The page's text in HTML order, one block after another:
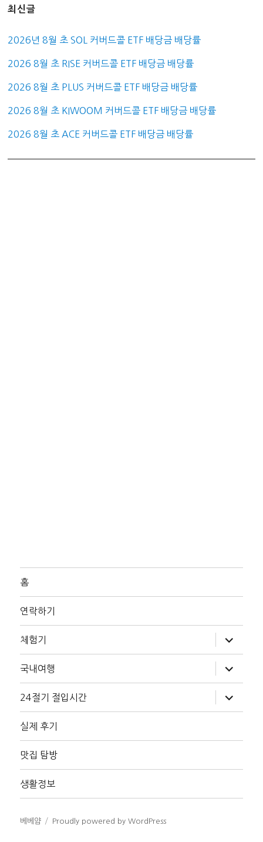
최신글
2026년 8월 초 SOL 커버드콜 ETF 배당금 배당률
2026 8월 초 RISE 커버드콜 ETF 배당금 배당률
2026 8월 초 PLUS 커버드콜 ETF 배당금 배당률
2026 8월 초 KIWOOM 커버드콜 ETF 배당금 배당률
2026 8월 초 ACE 커버드콜 ETF 배당금 배당률
홈
연락하기
체험기
위
메
확
장
국내여행
위
메
확
장
24절기 절입시간
위
메
장
실제 후기
맛집 탐방
생활정보
베베얌 Proudly powered by WordPress